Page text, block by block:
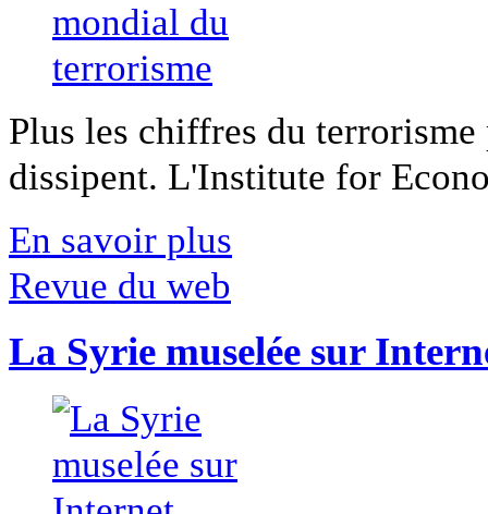
Plus les chiffres du
dissipent. L'Institute for
En savoir plus
Revue du web
La Syrie muselée sur